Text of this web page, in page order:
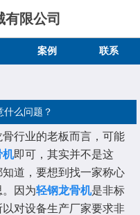
限公司
案例 联系
什么问题？
行业的老板而言，可能
机即可，其实并不是这
道，要想到找一家称心
因为轻钢龙骨机是非标
对设备生产厂家要求非